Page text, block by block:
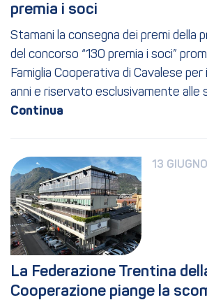
premia i soci
Stamani la consegna dei premi della
del concorso “130 premia i soci”
Famiglia Cooperativa di Cavalese per
anni e riservato esclusivamente alle
13
La Federazione Trentina
Cooperazione piange la